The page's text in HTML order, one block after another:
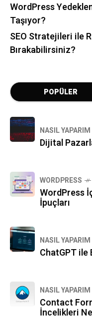
WordPress
Taşıyor?
SEO Stratejileri ile
Bırakabilirsiniz?
POPÜLER
NASIL YAPARIM
Dijital
WORDPRESS
WordPress
İpuçları
NASIL YAPARIM
ChatGPT ile
NASIL YAPARIM
Contact
İncelikleri